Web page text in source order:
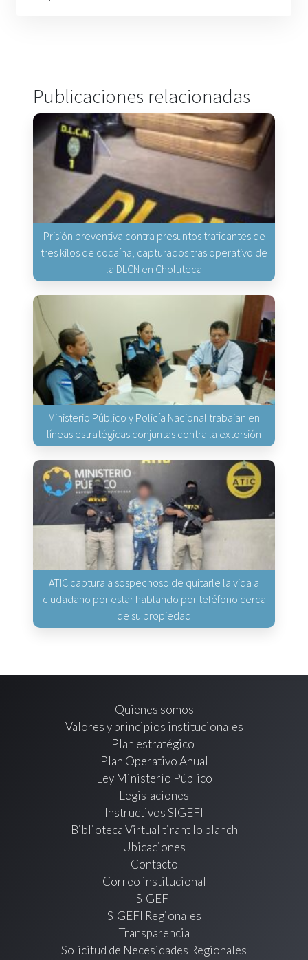
Publicaciones relacionadas
Prisión preventiva contra presuntos traficantes de
tres kilos de cocaína, capturados tras operativo de
la DLCN en Choluteca
Ministerio Público y Policía Nacional trabajan en
líneas estratégicas conjuntas contra la extorsión
ATIC captura a sospechoso de quitarle la vida a
ciudadano por estar hablando por teléfono cerca
de su propiedad
Quienes somos
Valores y principios institucionales
Plan estratégico
Plan Operativo Anual
Ley Ministerio Público
Legislaciones
Instructivos SIGEFI
Biblioteca Virtual tirant lo blanch
Ubicaciones
Contacto
Correo institucional
SIGEFI
SIGEFI Regionales
Transparencia
Solicitud de Necesidades Regionales